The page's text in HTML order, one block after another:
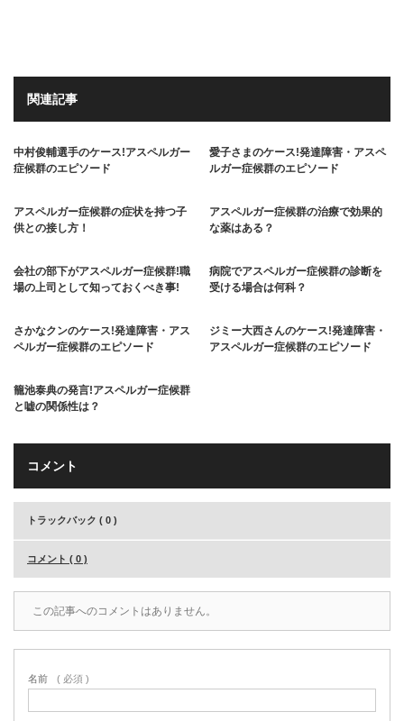
関連記事
中村俊輔選手のケース!アスペルガー
症候群のエピソード
愛子さまのケース!発達障害・アスペ
ルガー症候群のエピソード
アスペルガー症候群の症状を持つ子
供との接し方！
アスペルガー症候群の治療で効果的
な薬はある？
会社の部下がアスペルガー症候群!職
場の上司として知っておくべき事!
病院でアスペルガー症候群の診断を
受ける場合は何科？
さかなクンのケース!発達障害・アス
ペルガー症候群のエピソード
ジミー大西さんのケース!発達障害・
アスペルガー症候群のエピソード
籠池泰典の発言!アスペルガー症候群
と嘘の関係性は？
コメント
トラックバック ( 0 )
コメント ( 0 )
この記事へのコメントはありません。
名前 ( 必須 )